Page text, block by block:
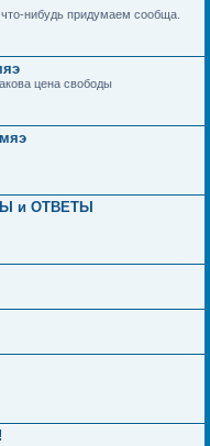
нибудь придумаем сообща.
цена свободы
и ОТВЕТЫ